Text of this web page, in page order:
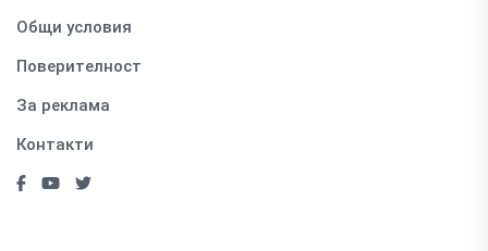
Общи условия
Поверителност
За реклама
Контакти